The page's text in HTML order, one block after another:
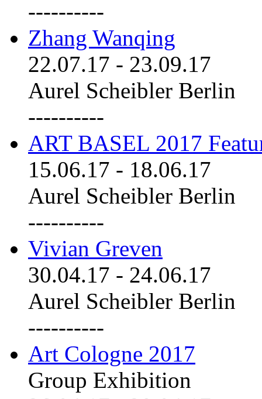
----------
Zhang Wanqing
22.07.17 - 23.09.17
Aurel Scheibler Berlin
----------
ART BASEL 2017
15.06.17 - 18.06.17
Aurel Scheibler Berlin
----------
Vivian Greven
30.04.17 - 24.06.17
Aurel Scheibler Berlin
----------
Art Cologne 2017
Group Exhibition